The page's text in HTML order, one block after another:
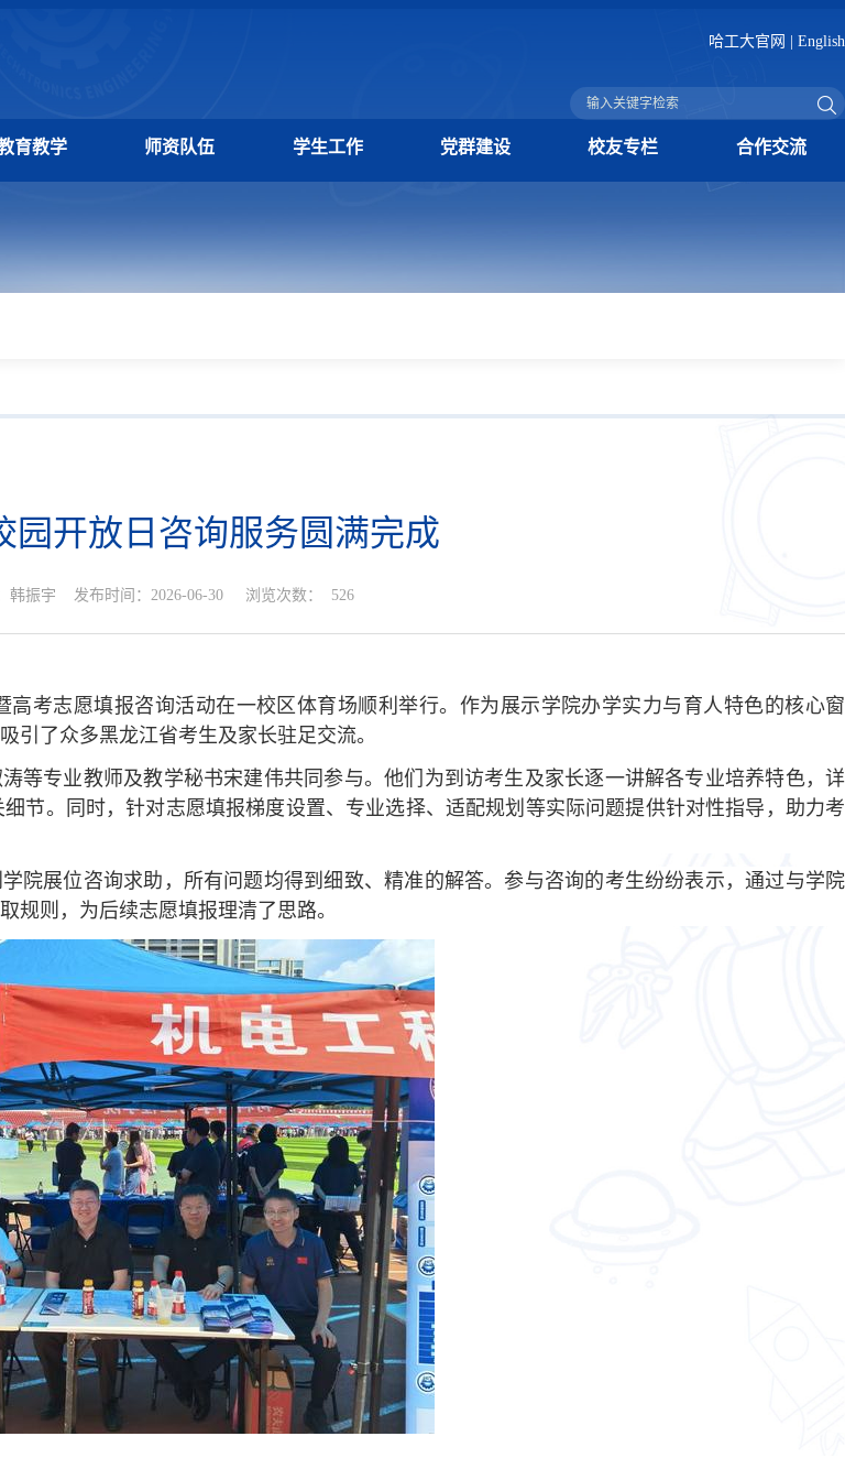
哈工大官网 English
育教学 师资队伍 学生工作 党群建设 校友专栏 合作交流
园开放日咨询服务圆满完成
韩振宇 发布时间：2026-06-30 浏览次数： 526
高考志愿填报咨询活动在一校区体育场顺利举行。作为展示学院办学实力与育人特色的核心窗
引了众多黑龙江省考生及家长驻足交流。
等专业教师及教学秘书宋建伟共同参与。他们 为到访考生及家长逐一讲解各专业培养特色，详
节。同时，针对志愿填报梯度设置、专业选择、适配规划等实际问题提供针对性指导，助力考
学院展位咨询求助，所有问题均得到细致、精准的解答。参与咨询的考生纷纷表示，通过与学院
规则，为后续志愿填报理清了思路。